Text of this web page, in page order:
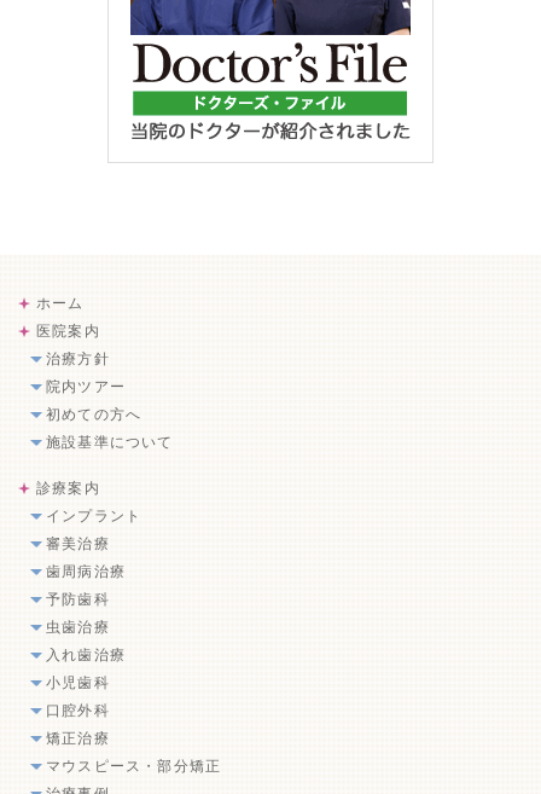
ホーム
医院案内
治療方針
院内ツアー
初めての方へ
施設基準について
診療案内
インプラント
審美治療
歯周病治療
予防歯科
虫歯治療
入れ歯治療
小児歯科
口腔外科
矯正治療
マウスピース・部分矯正